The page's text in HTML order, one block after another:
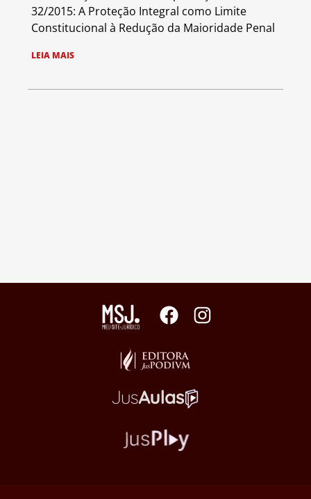
32/2015: A Proteção Integral como Limite
Constitucional à Redução da Maioridade Penal
LEIA MAIS